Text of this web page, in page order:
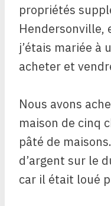
propriétés
Hendersonville,
j’étais mariée à
acheter et
Nous avons
maison de cinq
pâté de
d’argent sur le
car il était loué